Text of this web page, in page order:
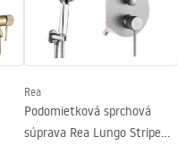
Rea
Podomietková sprchová
súprava Rea Lungo Stripe